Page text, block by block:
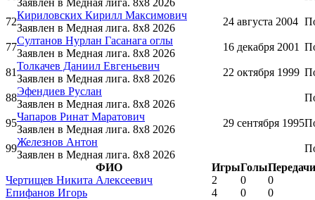
72
Кириловских Кирилл Максимович
Заявлен в Медная лига. 8x8 2026
24 августа 2004
77
Султанов Нурлан Гасанага оглы
Заявлен в Медная лига. 8x8 2026
16 декабря 2001
81
Толкачев Даниил Евгеньевич
Заявлен в Медная лига. 8x8 2026
22 октября 1999
88
Эфендиев Руслан
Заявлен в Медная лига. 8x8 2026
95
Чапаров Ринат Маратович
Заявлен в Медная лига. 8x8 2026
29 сентября 1995
99
Железнов Антон
Заявлен в Медная лига. 8x8 2026
ФИО
ИгрыГолыПередачи
Чертищев Никита Алексеевич
2 0
0
Епифанов Игорь
4 0
0